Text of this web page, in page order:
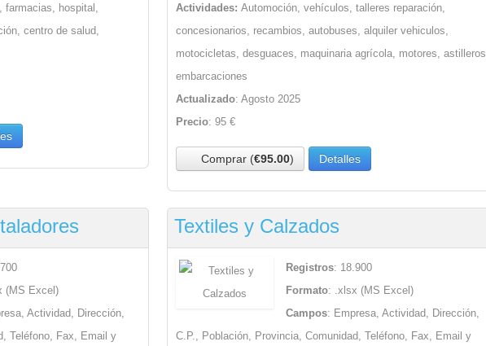
hospital,
centro de salud,
Actividades: Automoción, vehículos, talleres reparación,
concesionarios, recambios, autobuses, alquiler vehiculos,
motocicletas, desguaces, maquinaria agrícola, motores, astilleros,
embarcaciones
Actualizado: Agosto 2025
Precio: 95 €
Comprar (€95.00) Detalles
(MS Excel)
Actividad, Dirección,
Teléfono, Fax, Email y
Textiles y Calzados
Registros: 18.900
Formato: .xlsx (MS Excel)
Campos: Empresa, Actividad, Dirección,
C.P., Población, Provincia, Comunidad, Teléfono, Fax, Email y